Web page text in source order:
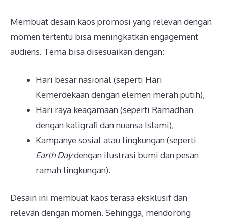
Membuat desain kaos promosi yang relevan dengan
momen tertentu bisa meningkatkan engagement
audiens. Tema bisa disesuaikan dengan:
Hari besar nasional (seperti Hari
Kemerdekaan dengan elemen merah putih),
Hari raya keagamaan (seperti Ramadhan
dengan kaligrafi dan nuansa Islami),
Kampanye sosial atau lingkungan (seperti
Earth Daydengan ilustrasi bumi dan pesan
ramah lingkungan).
Desain ini membuat kaos terasa eksklusif dan
relevan dengan momen. Sehingga, mendorong